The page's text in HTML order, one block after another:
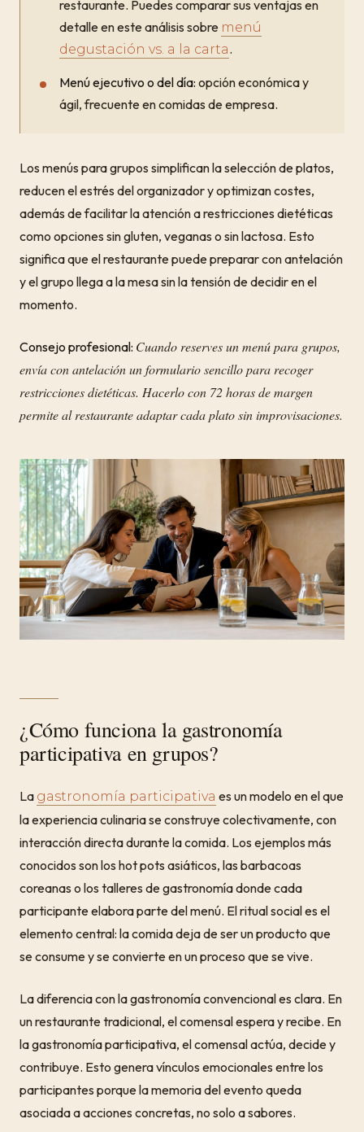
restaurante. Puedes comparar sus ventajas en
detalle en este análisis sobre menú
degustación vs. a la carta.
Menú ejecutivo o del día: opción económica y
ágil, frecuente en comidas de empresa.
Los menús para grupos simplifican la selección de platos,
reducen el estrés del organizador y optimizan costes,
además de facilitar la atención a restricciones dietéticas
como opciones sin gluten, veganas o sin lactosa. Esto
significa que el restaurante puede preparar con antelación
y el grupo llega a la mesa sin la tensión de decidir en el
momento.
Consejo profesional: Cuando reserves un menú para grupos,
envía con antelación un formulario sencillo para recoger
restricciones dietéticas. Hacerlo con 72 horas de margen
permite al restaurante adaptar cada plato sin improvisaciones.
¿Cómo funciona la gastronomía
participativa en grupos?
La gastronomía participativa es un modelo en el que
la experiencia culinaria se construye colectivamente, con
interacción directa durante la comida. Los ejemplos más
conocidos son los hot pots asiáticos, las barbacoas
coreanas o los talleres de gastronomía donde cada
participante elabora parte del menú. El ritual social es el
elemento central: la comida deja de ser un producto que
se consume y se convierte en un proceso que se vive.
La diferencia con la gastronomía convencional es clara. En
un restaurante tradicional, el comensal espera y recibe. En
la gastronomía participativa, el comensal actúa, decide y
contribuye. Esto genera vínculos emocionales entre los
participantes porque la memoria del evento queda
asociada a acciones concretas, no solo a sabores.